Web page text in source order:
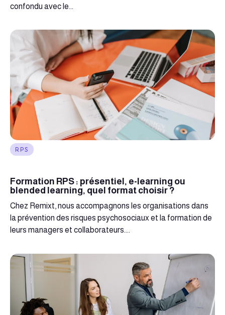
confondu avec le...
RPS
Formation RPS : présentiel, e-learning ou
blended learning, quel format choisir ?
Chez Remixt, nous accompagnons les organisations dans
la prévention des risques psychosociaux et la formation de
leurs managers et collaborateurs....